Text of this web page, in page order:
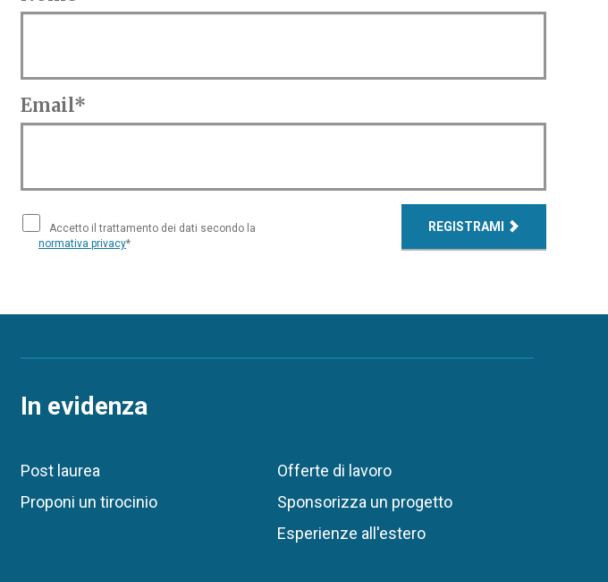
Email*
Accetto il trattamento dei dati secondo la
normativa privacy*
REGISTRAMI
In evidenza
Post laurea
Proponi un tirocinio
Offerte di lavoro
Sponsorizza un progetto
Esperienze all'estero